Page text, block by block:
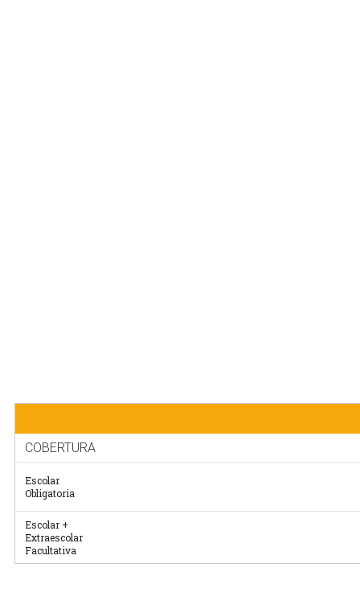
COBERTURA
Escolar
Obligatoria
Escolar +
Extraescolar
Facultativa